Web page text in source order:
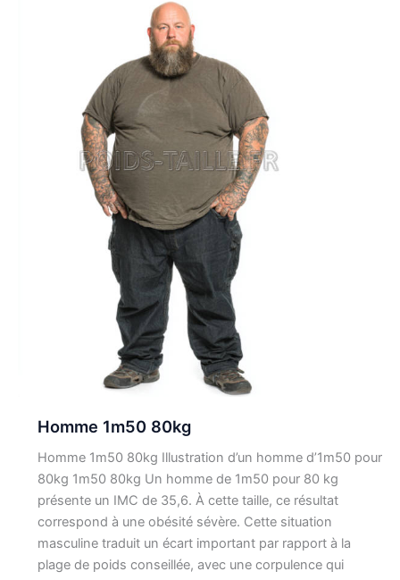
Homme 1m50 80kg
Homme 1m50 80kg Illustration d’un homme d’1m50 pour
80kg 1m50 80kg Un homme de 1m50 pour 80 kg
présente un IMC de 35,6. À cette taille, ce résultat
correspond à une obésité sévère. Cette situation
masculine traduit un écart important par rapport à la
plage de poids conseillée, avec une corpulence qui